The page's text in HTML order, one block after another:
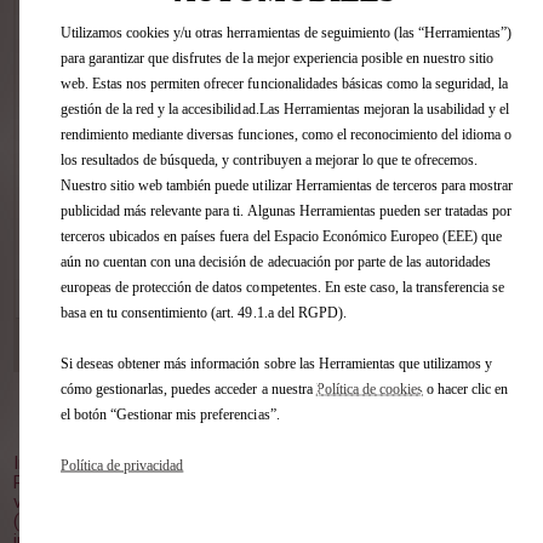
su vehículo en pocos clics sin importar
la marca.
VER ESTE COCHE
Imagen no contractual.
Plazo de entrega orientativo, a partir del pedido en el punto de
venta.
(1) PVP Recomendado (impuestos, transporte y oferta
Utilizamos cookies y/u otras herramientas de seguimiento (las “Herramientas”)
para garantizar que disfrutes de la mejor experiencia posible en nuestro sitio
web. Estas nos permiten ofrecer funcionalidades básicas como la seguridad, la
gestión de la red y la accesibilidad.Las Herramientas mejoran la usabilidad y el
rendimiento mediante diversas funciones, como el reconocimiento del idioma o
los resultados de búsqueda, y contribuyen a mejorar lo que te ofrecemos.
Nuestro sitio web también puede utilizar Herramientas de terceros para mostrar
publicidad más relevante para ti. Algunas Herramientas pueden ser tratadas por
terceros ubicados en países fuera del Espacio Económico Europeo (EEE) que
aún no cuentan con una decisión de adecuación por parte de las autoridades
europeas de protección de datos competentes. En este caso, la transferencia se
basa en tu consentimiento (art. 49.1.a del RGPD).
Si deseas obtener más información sobre las Herramientas que utilizamos y
cómo gestionarlas, puedes acceder a nuestra Política de cookieso hacer clic en
el botón “Gestionar mis preferencias”.
Política de privacidad